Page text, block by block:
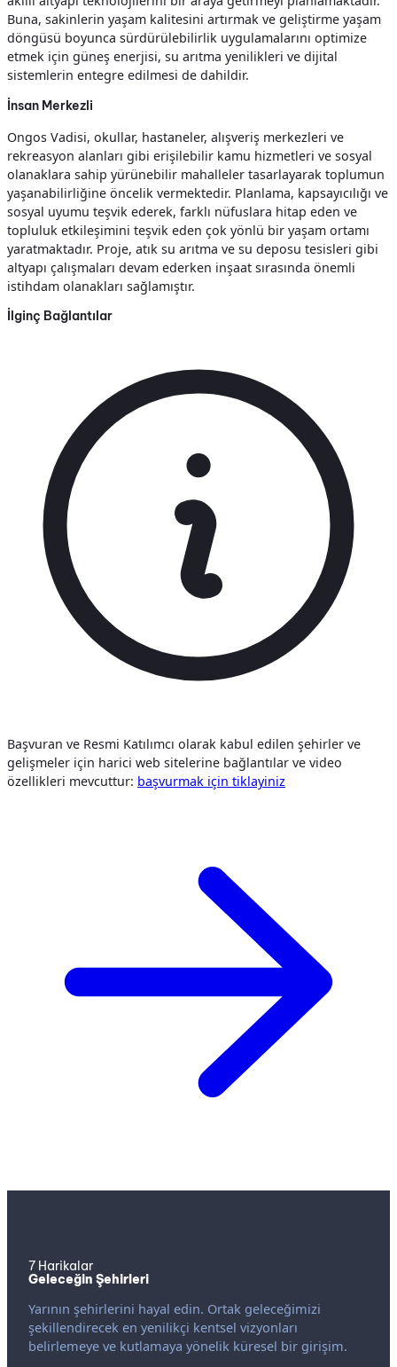
Buna, sakinlerin yaşam kalitesini artırmak ve geliştirme yaşam
döngüsü boyunca sürdürülebilirlik uygulamalarını optimize
etmek için güneş enerjisi, su arıtma yenilikleri ve dijital
sistemlerin entegre edilmesi de dahildir.
İnsan Merkezli
Ongos Vadisi, okullar, hastaneler, alışveriş merkezleri ve
rekreasyon alanları gibi erişilebilir kamu hizmetleri ve sosyal
olanaklara sahip yürünebilir mahalleler tasarlayarak toplumun
yaşanabilirliğine öncelik vermektedir. Planlama, kapsayıcılığı ve
sosyal uyumu teşvik ederek, farklı nüfuslara hitap eden ve
topluluk etkileşimini teşvik eden çok yönlü bir yaşam ortamı
yaratmaktadır. Proje, atık su arıtma ve su deposu tesisleri gibi
altyapı çalışmaları devam ederken inşaat sırasında önemli
istihdam olanakları sağlamıştır.
İlginç Bağlantılar
Başvuran ve Resmi Katılımcı olarak kabul edilen şehirler ve
gelişmeler için harici web sitelerine bağlantılar ve video
özellikleri mevcuttur: başvurmak i̇çi̇n tiklayiniz
7 Harikalar
Geleceğin Şehirleri
Yarının şehirlerini hayal edin. Ortak geleceğimizi
şekillendirecek en yenilikçi kentsel vizyonları
belirlemeye ve kutlamaya yönelik küresel bir girişim.